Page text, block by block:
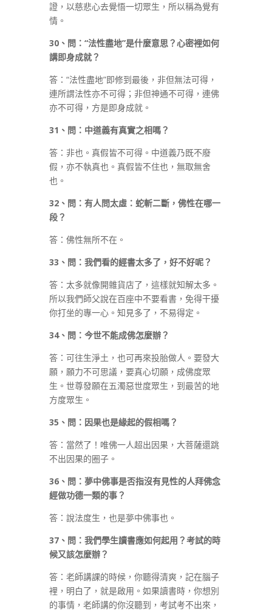
證，以慈悲心去覺悟一切眾生，所以稱為覺有
情。
30、問： “法性盡地”是什麼意思？心密裡如何
講即身成就？
答：“法性盡地”即修到最後，非但無法可得，
連所謂法性亦不可得；非但神通不可得，連佛
亦不可得，方是即身成就。
31 、問：中道義有真實之相嗎？
答：非也。真假皆不可得。中道義乃既不廢
假，亦不執真也。真假皆不住也，無取無舍
也。
32、問：有人問太虛：蛇斬二斷，佛性在哪一
段？
答：佛性無所不在。
33 、問：我們看的經書太多了，好不好呢？
答：太多就像開雜貨店了，這樣就知解太多。
所以我們師父說在百座中不要看書，免得干擾
你打坐的專一心。知見多了，不易得定。
34、問：今世不能成佛怎麼辦？
答：可往生淨土，也可再來投胎做人。要發大
願，願力不可思議，要真心切願，成佛度眾
生。世尊發願在五濁惡世度眾生，到最苦的地
方度眾生。
35 、問：因果也是緣起的假相嗎？
答：當然了！唯佛一人超出因果，大菩薩還跳
不出因果的圈子。
36、問：夢中佛事是否指沒有見性的人拜佛念
經做功德一類的事？
答：說法度生，也是夢中佛事也。
37、問：我們學生讀書應如何起用？考試的時
候又該怎麼辦？
答：老師講課的時候，你聽得清爽，記在腦子
裡，明白了，就是啟用。如果讀書時，你想別
的事情，老師講的你沒聽到，考試考不出來，